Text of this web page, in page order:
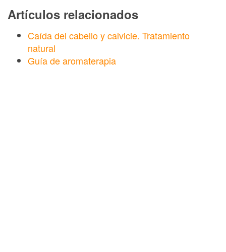
Artículos relacionados
Caída del cabello y calvicie. Tratamiento
natural
Guía de aromaterapia